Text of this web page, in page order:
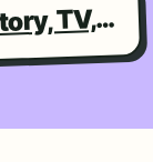
kcia PC, monitory, TV, LCD, HDD